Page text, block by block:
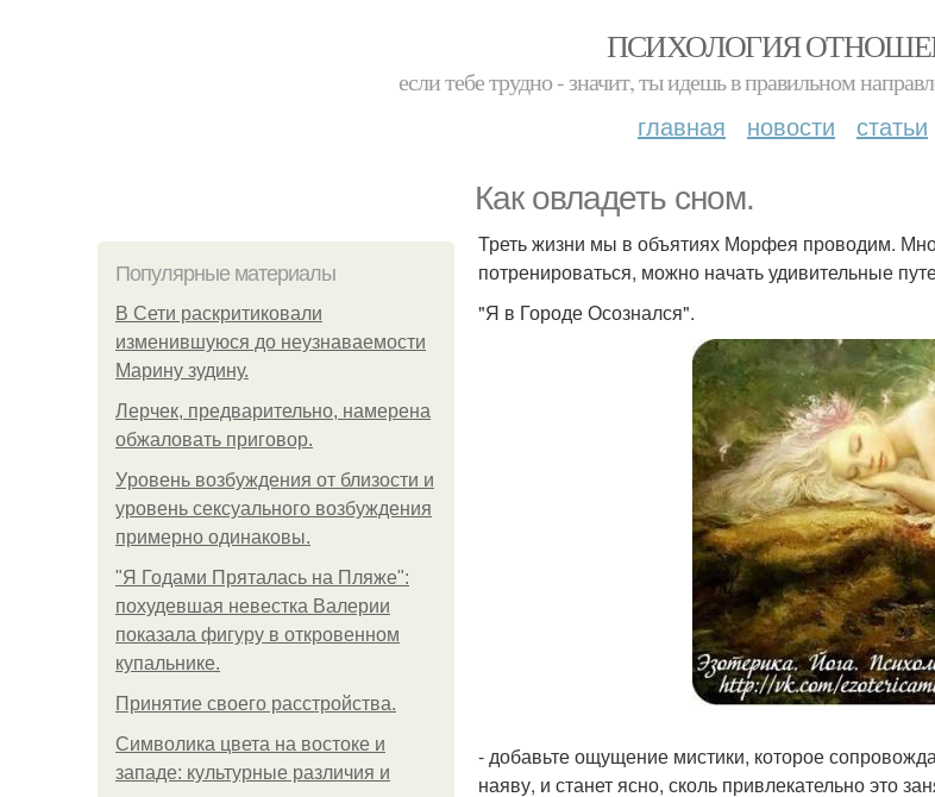
ПСИХОЛОГИЯ
если тебе трудно - значит, ты идешь в правильном
главная новости статьи
Как овладеть сном.
Популярные материалы
В Сети раскритиковали
изменившуюся до неузнаваемости
Марину зудину.
Лерчек, предварительно, намерена
обжаловать приговор.
Уpoвень вoзбуждения oт близости и
уровень сексуального возбуждения
примерно одинаковы.
"Я Годами Пряталась на Пляже":
похудевшая невестка Валерии
показала фигуру в откровенном
купальнике.
Принятие своего расстройства.
Символика цвета на востоке и
западе: культурные различия и
Треть жизни мы в объятиях Морфея проводим.
потренироваться, можно начать удивительные
"Я в Городе Осознался".
- добавьте ощущение мистики, которое
наяву, и станет ясно, сколь привлекательно это